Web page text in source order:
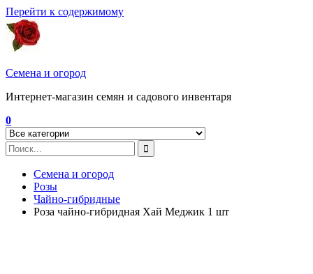
Перейти к содержимому
Семена и огород
Интернет-магазин семян и садового инвентаря
0
Семена и огород
Розы
Чайно-гибридные
Роза чайно-гибридная Хай Меджик 1 шт